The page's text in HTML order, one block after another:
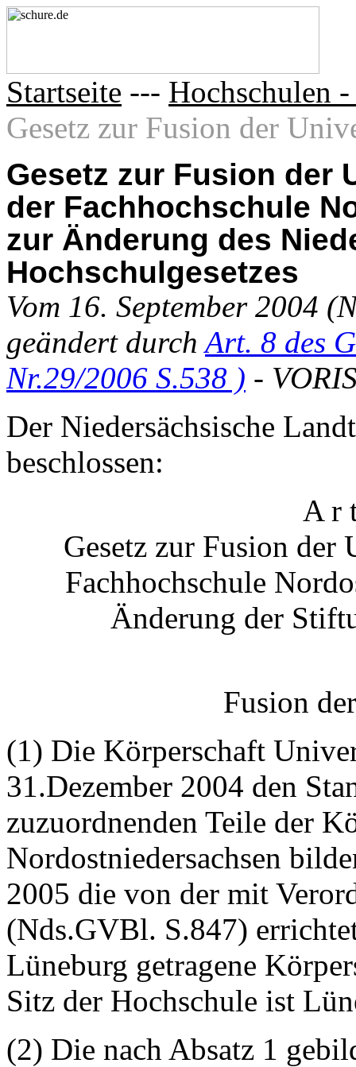
Startseite --- Hochschulen
Gesetz zur Fusion der
Gesetz zur Fusion der
der Fachhochschule
zur Änderung des
Hochschulgesetzes
Vom 16. September 2004
geändert durchArt. 8 des
Nr.29/2006 S.538 ) -
Der Niedersächsische
beschlossen:
A r
Gesetz zur Fusion der
Fachhochschule
Änderung der
Fusion
(1) Die Körperschaft
31.Dezember 2004 den
zuzuordnenden Teile der
Nordostniedersachsen
2005 die von der mit
(Nds.GVBl. S.847)
Lüneburg getragene
Sitz der Hochschule ist
(2) Die nach Absatz 1